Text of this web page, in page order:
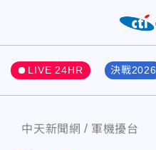
LIVE 24HR 決戰2026
中天新聞網 軍機擾台